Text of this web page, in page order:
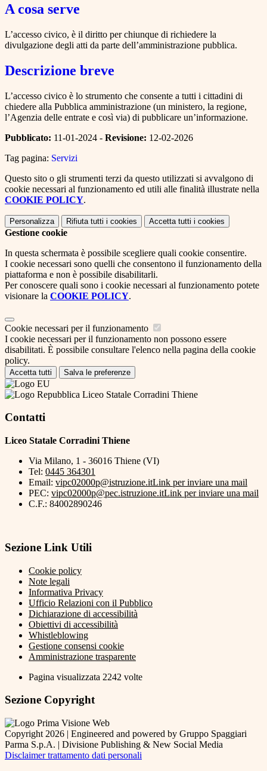
A cosa serve
L’accesso civico, è il diritto per chiunque di richiedere la
divulgazione degli atti da parte dell’amministrazione pubblica.
Descrizione breve
L’accesso civico è lo strumento che consente a tutti i cittadini di
chiedere alla Pubblica amministrazione (un ministero, la regione,
l’Agenzia delle entrate e così via) di pubblicare un’informazione.
Pubblicato: 11-01-2024 - Revisione: 12-02-2026
Tag pagina: Servizi
Questo sito o gli strumenti terzi da questo utilizzati si avvalgono di
cookie necessari al funzionamento ed utili alle finalità illustrate nella
COOKIE POLICY.
Personalizza Rifiuta tutti i cookies Accetta tutti i cookies
Gestione cookie
In questa schermata è possibile scegliere quali cookie consentire.
I cookie necessari sono quelli che consentono il funzionamento della
piattaforma e non è possibile disabilitarli.
Per conoscere quali sono i cookie necessari al funzionamento potete
visionare la COOKIE POLICY.
Cookie necessari per il funzionamento
I cookie necessari per il funzionamento non possono essere
disabilitati. È possibile consultare l'elenco nella pagina della cookie
policy.
Accetta tutti Salva le preferenze
Liceo Statale Corradini Thiene
Contatti
Liceo Statale Corradini Thiene
Via Milano, 1 - 36016 Thiene (VI)
Tel: 0445 364301
Email: vipc02000p@istruzione.itLink per inviare una mail
PEC: vipc02000p@pec.istruzione.itLink per inviare una mail
C.F.: 84002890246
Sezione Link Utili
Cookie policy
Note legali
Informativa Privacy
Ufficio Relazioni con il Pubblico
Dichiarazione di accessibilità
Obiettivi di accessibilità
Whistleblowing
Gestione consensi cookie
Amministrazione trasparente
Pagina visualizzata 2242 volte
Sezione Copyright
Copyright 2026 | Engineered and powered by Gruppo Spaggiari
Parma S.p.A. | Divisione Publishing & New Social Media
Disclaimer trattamento dati personali